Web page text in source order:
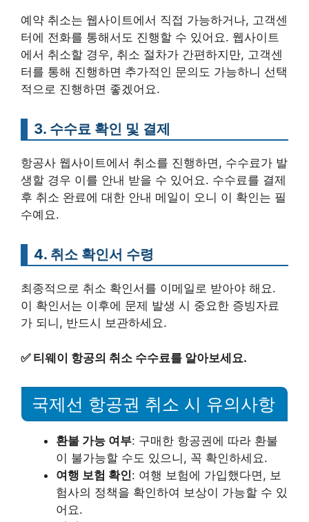
예약 취소는 웹사이트에서 직접 가능하거나, 고객센
터에 전화를 통해서도 진행할 수 있어요. 웹사이트
에서 취소할 경우, 취소 절차가 간편하지만, 고객센
터를 통해 진행하면 추가적인 문의도 가능하니 선택
적으로 진행하면 좋겠어요.
3. 수수료 확인 및 결제
항공사 웹사이트에서 취소를 진행하면, 수수료가 발
생할 경우 이를 안내 받을 수 있어요. 수수료를 결제
후 취소 완료에 대한 안내 메일이 오니 이 확인는 필
수예요.
4. 취소 확인서 수령
최종적으로 취소 확인서를 이메일로 받아야 해요.
이 확인서는 이후에 문제 발생 시 중요한 증빙자료
가 되니, 반드시 보관하세요.
✅ 티웨이 항공의 취소 수수료를 알아보세요.
국제선 항공권 취소 시 유의사항
환불 가능 여부: 구매한 항공권에 따라 환불
이 불가능할 수도 있으니, 꼭 확인하세요.
여행 보험 확인: 여행 보험에 가입했다면, 보
험사의 정책을 확인하여 보상이 가능할 수 있
어요.